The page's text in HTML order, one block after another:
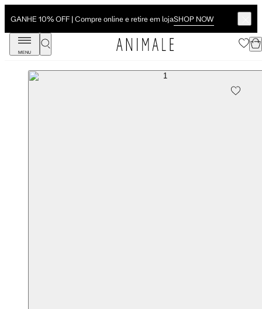
GANHE 10% OFF | Compre online e retire em lojaSHOP NOW
MENU